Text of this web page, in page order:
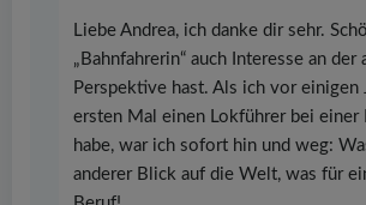
Liebe Andrea, ich danke dir sehr.
„Bahnfahrerin“ auch Interesse an der
Perspektive hast. Als ich vor einigen
ersten Mal einen Lokführer bei einer
habe, war ich sofort hin und weg:
anderer Blick auf die Welt, was für